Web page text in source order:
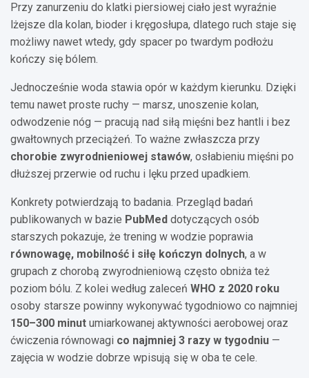
Przy zanurzeniu do klatki piersiowej ciało jest wyraźnie
lżejsze dla kolan, bioder i kręgosłupa, dlatego ruch staje się
możliwy nawet wtedy, gdy spacer po twardym podłożu
kończy się bólem.
Jednocześnie woda stawia opór w każdym kierunku. Dzięki
temu nawet proste ruchy — marsz, unoszenie kolan,
odwodzenie nóg — pracują nad siłą mięśni bez hantli i bez
gwałtownych przeciążeń. To ważne zwłaszcza przy
chorobie zwyrodnieniowej stawów, osłabieniu mięśni po
dłuższej przerwie od ruchu i lęku przed upadkiem.
Konkrety potwierdzają to badania. Przegląd badań
publikowanych w bazie PubMed dotyczących osób
starszych pokazuje, że trening w wodzie poprawia
równowagę, mobilność i siłę kończyn dolnych, a w
grupach z chorobą zwyrodnieniową często obniża też
poziom bólu. Z kolei według zaleceń WHO z 2020 roku
osoby starsze powinny wykonywać tygodniowo co najmniej
150–300 minut umiarkowanej aktywności aerobowej oraz
ćwiczenia równowagi co najmniej 3 razy w tygodniu —
zajęcia w wodzie dobrze wpisują się w oba te cele.